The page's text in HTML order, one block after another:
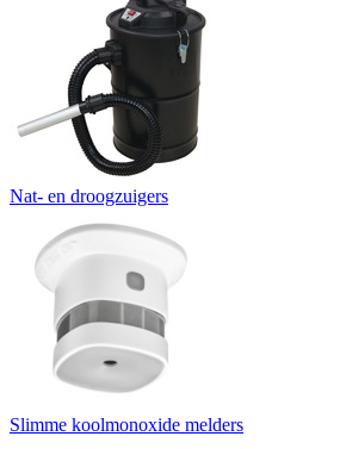
Nat- en droogzuigers
Slimme koolmonoxide melders